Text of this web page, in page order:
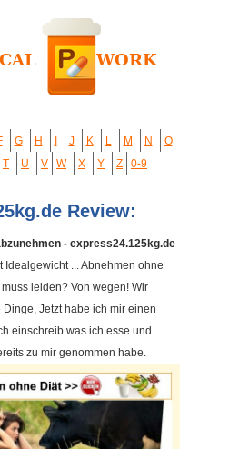
G H J K L M N
O
T U V W X Y Z 0-9
Review:
- express24.125kg.de
Idealgewicht ... Abnehmen ohne
leiden? Von wegen! Wir
Jetzt habe ich mir einen
einschreib was ich esse und
zu mir genommen habe.